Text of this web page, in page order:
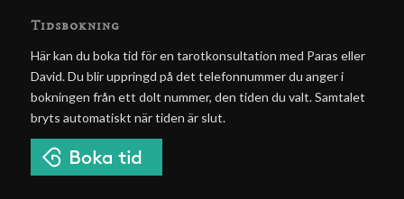
Tidsbokning
Här kan du boka tid för en tarotkonsultation med Paras eller
David. Du blir uppringd på det telefonnummer du anger i
bokningen från ett dolt nummer, den tiden du valt. Samtalet
bryts automatiskt när tiden är slut.